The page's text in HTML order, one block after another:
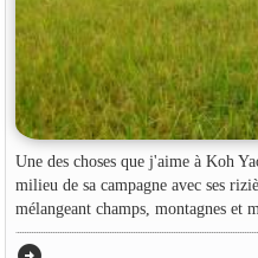
Une des choses que j'aime à Koh
milieu de sa campagne avec ses
mélangeant champs, montagnes et